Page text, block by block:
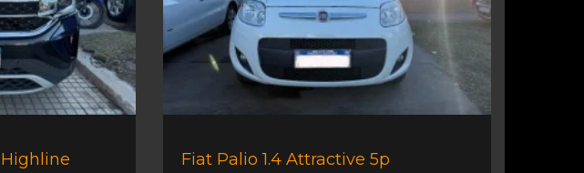
Fiat Palio 1.4 Attractive 5p